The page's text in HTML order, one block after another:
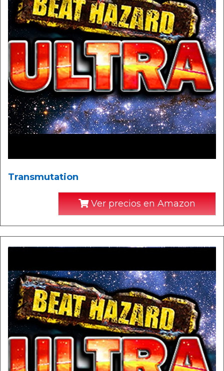
Transmutation
Ver precios en Amazon